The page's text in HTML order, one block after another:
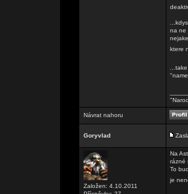
na ne
ktere
Návrat nahoru
Goryvlad
Založen: 4.10.2011
Na
rázné
To
je